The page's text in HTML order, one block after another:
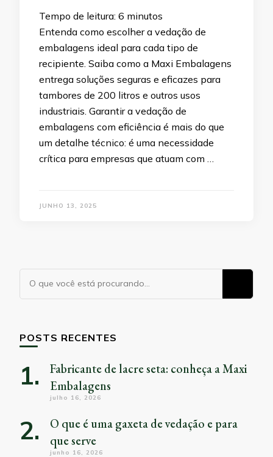
Tempo de leitura: 6 minutos
Entenda como escolher a vedação de
embalagens ideal para cada tipo de
recipiente. Saiba como a Maxi Embalagens
entrega soluções seguras e eficazes para
tambores de 200 litros e outros usos
industriais. Garantir a vedação de
embalagens com eficiência é mais do que
um detalhe técnico: é uma necessidade
crítica para empresas que atuam com …
JUNHO 13, 2025
Procurando
algo?
POSTS RECENTES
Fabricante de lacre seta: conheça a Maxi
Embalagens
julho 16, 2026
O que é uma gaxeta de vedação e para
que serve
junho 16, 2026